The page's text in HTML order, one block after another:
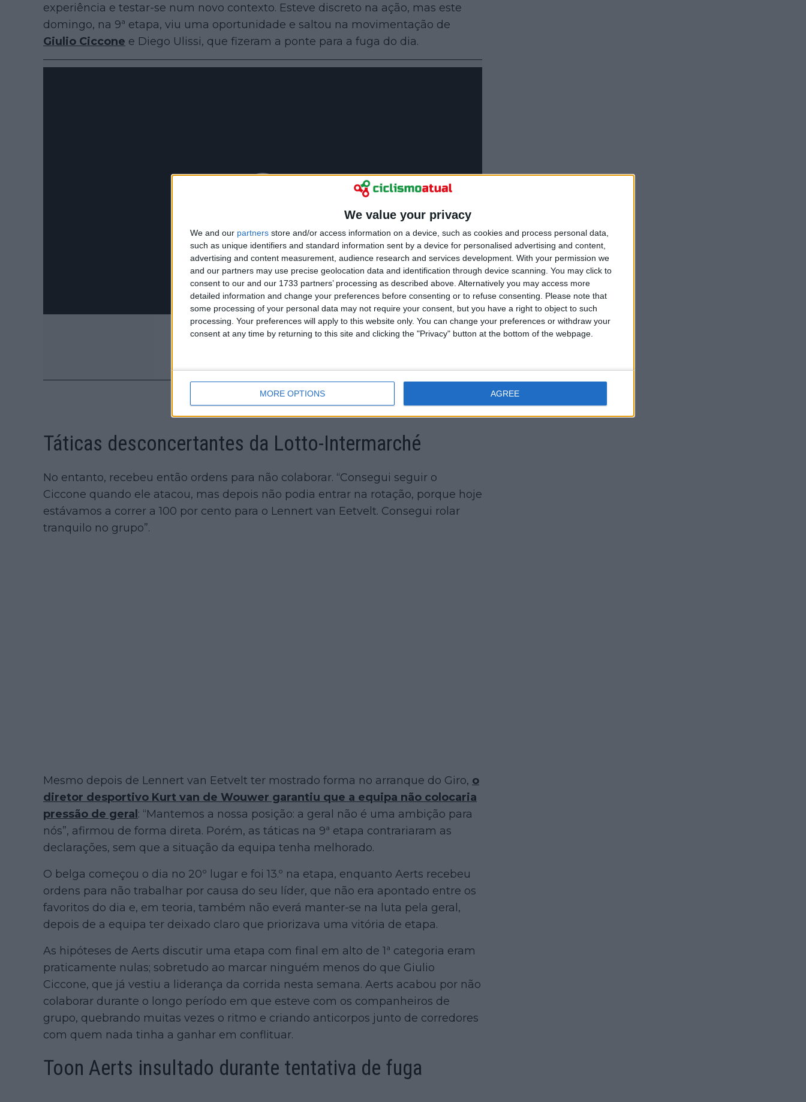
We value your privacy
We and our partners store and/or access information on a device, such as cookies and process personal data,
such as unique identifiers and standard information sent by a device for personalised advertising and content,
advertising and content measurement, audience research and services development. With your permission we
and our partners may use precise geolocation data and identification through device scanning. You may click to
consent to our and our 1733 partners’ processing as described above. Alternatively you may access more
detailed information and change your preferences before consenting or to refuse consenting.
Please note that
some processing of your personal data may not require your consent, but you have a right to object to such
processing. Your preferences will apply to this website only. You can change your preferences or withdraw your
consent at any time by returning to this site and clicking the "Privacy" button at the bottom of the webpage.
MORE OPTIONS AGREE
experiência e testar-se num novo contexto. Esteve discreto na ação, mas este
domingo, na 9ª etapa, viu uma oportunidade e saltou na movimentação de
Giulio Ciccone e Diego Ulissi, que fizeram a ponte para a fuga do dia.
Táticas desconcertantes da Lotto-Intermarché
No entanto, recebeu então ordens para não colaborar. “Consegui seguir o
Ciccone quando ele atacou, mas depois não podia entrar na rotação, porque hoje
estávamos a correr a 100 por cento para o Lennert van Eetvelt. Consegui rolar
tranquilo no grupo”.
Mesmo depois de Lennert van Eetvelt ter mostrado forma no arranque do Giro, o
diretor desportivo Kurt van de Wouwer garantiu que a equipa não colocaria
pressão de geral : “Mantemos a nossa posição: a geral não é uma ambição para
nós”, afirmou de forma direta. Porém, as táticas na 9ª etapa contrariaram as
declarações, sem que a situação da equipa tenha melhorado.
O belga começou o dia no 20º lugar e foi 13.º na etapa, enquanto Aerts recebeu
ordens para não trabalhar por causa do seu líder, que não era apontado entre os
favoritos do dia e, em teoria, também não everá manter-se na luta pela geral,
depois de a equipa ter deixado claro que priorizava uma vitória de etapa.
As hipóteses de Aerts discutir uma etapa com final em alto de 1ª categoria eram
praticamente nulas; sobretudo ao marcar ninguém menos do que Giulio
Ciccone, que já vestiu a liderança da corrida nesta semana. Aerts acabou por não
colaborar durante o longo período em que esteve com os companheiros de
grupo, quebrando muitas vezes o ritmo e criando anticorpos junto de corredores
com quem nada tinha a ganhar em conflituar.
Toon Aerts insultado durante tentativa de fuga